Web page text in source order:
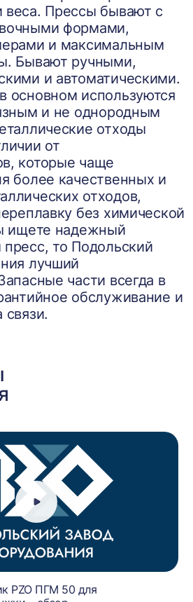
Прессы бывают с
формами,
и максимальным
Бывают ручными,
и автоматическими.
основном используются
и не однородным
отходы
от
которые чаще
более качественных и
отходов,
без химической
ищете надежный
то Подольский
лучший
части всегда в
обслуживание и
PZO ПГМ 50 для